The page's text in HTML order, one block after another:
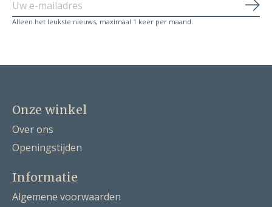
Alleen het leukste nieuws, maximaal 1 keer per maand.
Onze winkel
Over ons
Openingstijden
Informatie
Algemene voorwaarden